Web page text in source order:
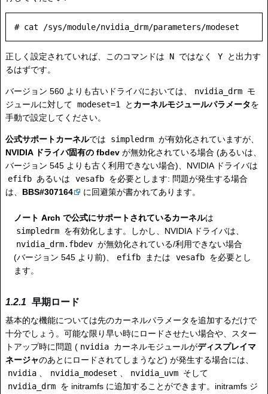
正しく設定されていれば、このコマンドは N ではなく Y
と出力す
るはずです。
バージョン 560 よりも古いドライバにおいては、 nvidia_drm モ
ジュールに対して modeset=1 と カーネルモジュールパラメータを
手動で設定してください。
公式サポートカーネルでは simpledrm が有効化されていますが、
NVIDIA ドライバ固有の fbdev が無効化されている場合 (あるいは、
バージョン 545 よりも古く利用できない場合)、NVIDIA ドライバは
efifb あるいは vesafb を必要とします: 問題が発生する場合
は、 BBS#307164 に回避策が書かれてあります。
ノート Arch で公式にサポートされているカーネルは
simpledrm を有効化します。しかし、NVIDIA ドライバは、
nvidia_drm.fbdev が無効化されている/利用できない場合
(バージョン 545 より前)、
efifb または vesafb を必要とし
ます。
早期ロード
基本的な機能については先のカーネルパラメータを追加するだけで
十分でしょう。可能な限り早い時にロードさせたい場合や、スター
トアップ時に問題 ( nvidia カーネルモジュールがディスプレイマ
ネージャのあとにロードされてしまうなど) が発生する場合には、
nvidia 、 nvidia_modeset 、 nvidia_uvm そして
nvidia_drm を initramfs に追加することができます。initramfs ジ